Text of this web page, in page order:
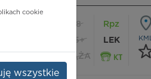
18
65+
CIĄŻA
Rpz
LEK
KML
cookie
wszystkie